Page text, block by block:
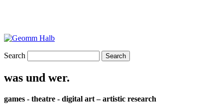
Search
was und wer.
games - theatre - digital art – artistic research